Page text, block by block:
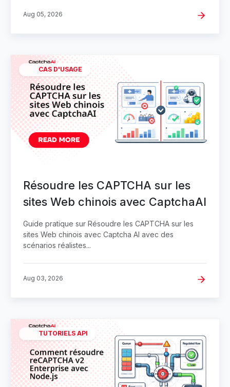
Aug 05, 2026
CAS D'USAGE
Résoudre les CAPTCHA sur les
sites Web chinois avec CaptchaAI
Guide pratique sur Résoudre les CAPTCHA sur les
sites Web chinois avec Captcha AI avec des
scénarios réalistes...
Aug 03, 2026
TUTORIELS API